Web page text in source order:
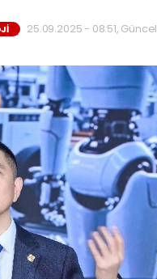
25.09.2025 - 08:51,